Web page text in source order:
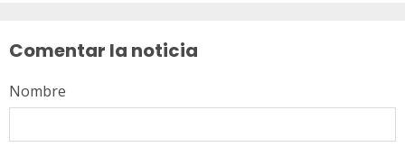
Comentar la noticia
Nombre